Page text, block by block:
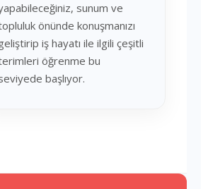
sunum ve
önünde konuşmanızı
iş hayatı ile ilgili çeşitli
öğrenme bu
başlıyor.